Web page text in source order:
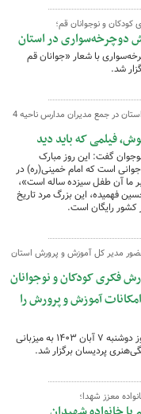
و نوجوانان قم؛
دوچرخه‌سواری در استان
با شعار «جوانان قم
شد.
مدیرکل کانون پرورش فکری استان در جمع مدیران مدارس ناحیه 4
فیلمی که باید دید
گفت: این روز مبارک
است که امام خمینی(ره) در
ما آن طفل سیزده ساله‌ است»،
فهمیده، این بزرگ مرد تاریخ
کشور رایگان است.
مدیر کل آموزش و پرورش استان
فکری کودکان و نوجوانان
آموزش و پرورش را
جلسه شورای معاونین آموزش و پرورش استان قم عصر روز دوشنبه ۷ آبان ۱۴۰۳ به میزبانی
پردیسان برگزار شد.
معزز شهدا؛